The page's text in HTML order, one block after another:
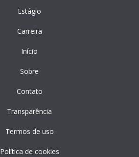
Estágio
Carreira
Início
Sobre
Contato
Transparência
Termos de uso
Política de cookies